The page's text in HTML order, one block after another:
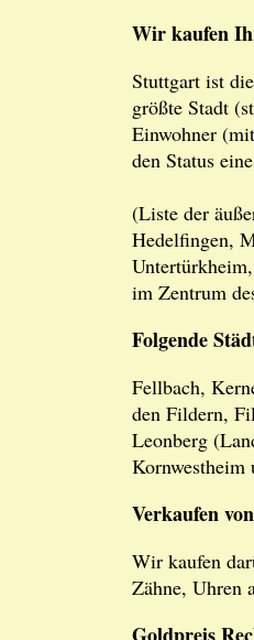
Wir kaufen
Stuttgart ist
größte Stadt
Einwohner
den Status
(Liste der
Hedelfingen,
im Zentrum
Folgende
Fellbach,
den Fildern,
Leonberg
Kornwestheim
Verkaufen
Wir kaufen
Zähne, Uhren